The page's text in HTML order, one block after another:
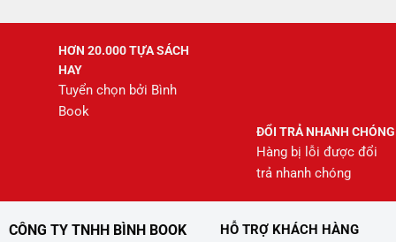
HƠN 20.000 TỰA SÁCH
HAY
Tuyển chọn bởi Bình
Book
ĐỔI TRẢ NHANH CHÓNG
Hàng bị lỗi được đổi
trả nhanh chóng
CÔNG TY TNHH BÌNH BOOK
HỖ TRỢ KHÁCH HÀNG